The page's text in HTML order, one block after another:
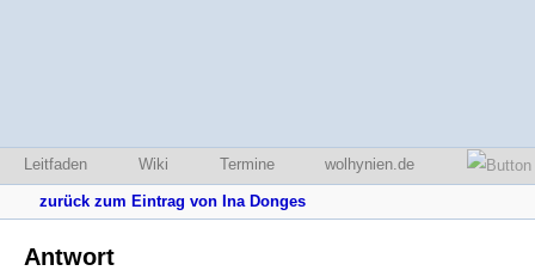
Leitfaden Wiki Termine wolhynien.de
zurück zum Eintrag von Ina Donges
Antwort